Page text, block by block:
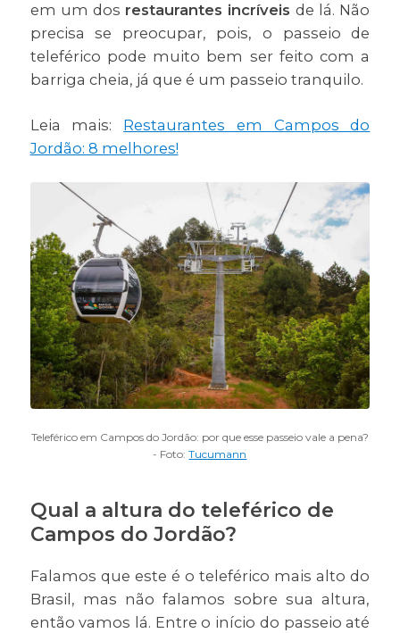
em um dos restaurantes incríveisde lá. Não
precisa se preocupar, pois, o passeio de
teleférico pode muito bem ser feito com a
barriga cheia, já que é um passeio tranquilo.
Leia mais: Restaurantes em Campos do
Jordão: 8 melhores!
Teleférico em Campos do Jordão: por que esse passeio vale a pena?
- Foto:Tucumann
Qual a altura do teleférico de
Campos do Jordão?
Falamos que este é o teleférico mais alto do
Brasil, mas não falamos sobre sua altura,
então vamos lá. Entre o início do passeio até